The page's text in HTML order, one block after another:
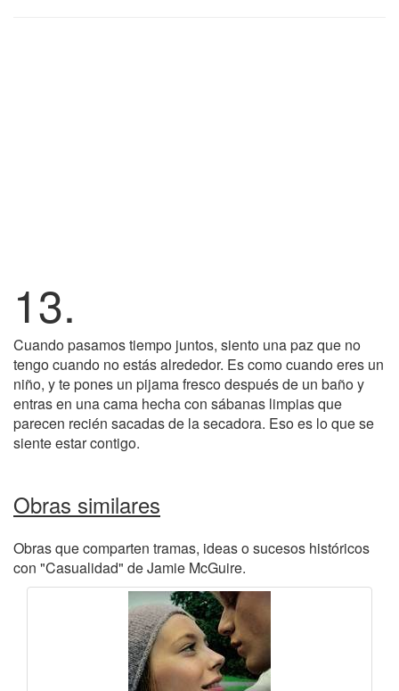
13.
Cuando pasamos tiempo juntos, siento una paz que no
tengo cuando no estás alrededor. Es como cuando eres un
niño, y te pones un pijama fresco después de un baño y
entras en una cama hecha con sábanas limpias que
parecen recién sacadas de la secadora. Eso es lo que se
siente estar contigo.
Obras similares
Obras que comparten tramas, ideas o sucesos históricos
con "Casualidad" de Jamie McGuire.